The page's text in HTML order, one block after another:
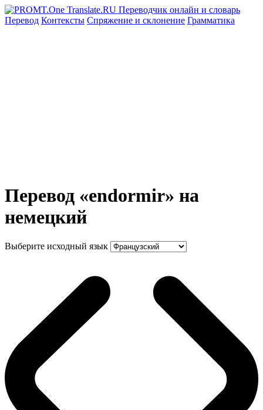
Перевод Контексты Спряжение и склонение Грамматика
Перевод «endormir» на
немецкий
Выберите исходный язык